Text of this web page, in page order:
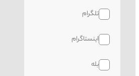
تلگرام
اینستاگرام
بله